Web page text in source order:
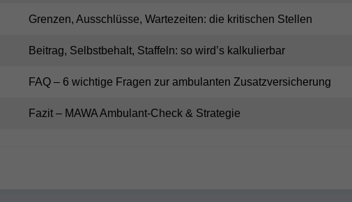
Grenzen, Ausschlüsse, Wartezeiten: die kritischen Stellen
Beitrag, Selbstbehalt, Staffeln: so wird’s kalkulierbar
FAQ – 6 wichtige Fragen zur ambulanten Zusatzversicherung
Fazit – MAWA Ambulant-Check & Strategie